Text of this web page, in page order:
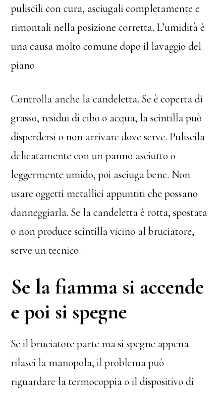
puliscili con cura, asciugali completamente e
rimontali nella posizione corretta. L’umidità è
una causa molto comune dopo il lavaggio del
piano.
Controlla anche la candeletta. Se è coperta di
grasso, residui di cibo o acqua, la scintilla può
disperdersi o non arrivare dove serve. Puliscila
delicatamente con un panno asciutto o
leggermente umido, poi asciuga bene. Non
usare oggetti metallici appuntiti che possano
danneggiarla. Se la candeletta è rotta, spostata
o non produce scintilla vicino al bruciatore,
serve un tecnico.
Se la fiamma si accende
e poi si spegne
Se il bruciatore parte ma si spegne appena
rilasci la manopola, il problema può
riguardare la termocoppia o il dispositivo di